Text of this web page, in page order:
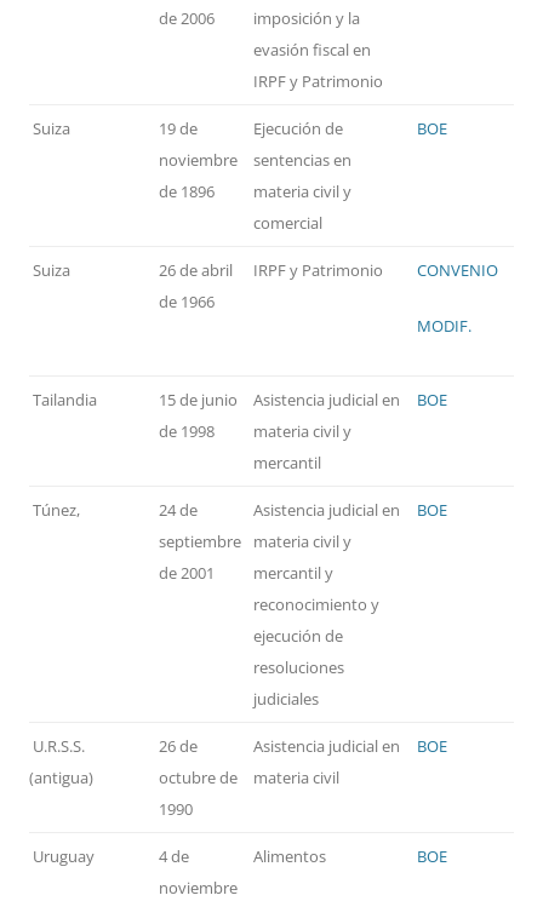
de 2006
imposición y la
evasión fiscal en
IRPF y Patrimonio
Suiza
19 de
noviembre
de 1896
Ejecución de
sentencias en
materia civil y
comercial
BOE
Suiza
26 de abril
de 1966
IRPF y Patrimonio CONVENIO
MODIF.
Tailandia
15 de junio
de 1998
Asistencia judicial en
materia civil y
mercantil
BOE
Túnez,
24 de
septiembre
de 2001
Asistencia judicial en
materia civil y
mercantil y
reconocimiento y
ejecución de
resoluciones
judiciales
BOE
U.R.S.S.
(antigua)
26 de
octubre de
1990
Asistencia judicial en
materia civil
BOE
Uruguay
4 de
noviembre
Alimentos BOE